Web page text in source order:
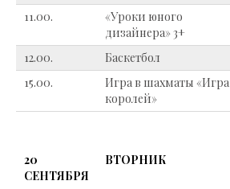
11.00.
«Уроки юного
дизайнера» 3+
12.00.
Баскетбол
15.00.
Игра в шахматы «Игра
королей»
20
СЕНТЯБРЯ
ВТОРНИК